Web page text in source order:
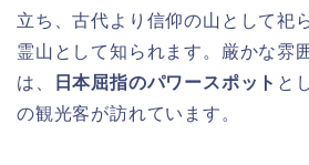
立ち、古代より信仰の山として祀
霊山として知られます。厳かな雰
は、
日本屈指のパワースポット と
の観光客が訪れています。